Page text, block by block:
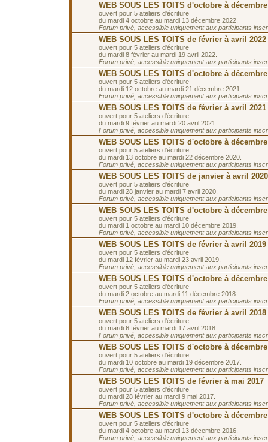
WEB SOUS LES TOITS d'octobre à décembre
ouvert pour 5 ateliers d'écriture
du mardi 4 octobre au mardi 13 décembre 2022.
Forum privé, accessible uniquement aux participants
WEB SOUS LES TOITS de février à avril 2022
ouvert pour 5 ateliers d'écriture
du mardi 8 février au mardi 19 avril 2022.
Forum privé, accessible uniquement aux participants
WEB SOUS LES TOITS d'octobre à décembre
ouvert pour 5 ateliers d'écriture
du mardi 12 octobre au mardi 21 décembre 2021.
Forum privé, accessible uniquement aux participants
WEB SOUS LES TOITS de février à avril 2021
ouvert pour 5 ateliers d'écriture
du mardi 9 février au mardi 20 avril 2021.
Forum privé, accessible uniquement aux participants
WEB SOUS LES TOITS d'octobre à décembre
ouvert pour 5 ateliers d'écriture
du mardi 13 octobre au mardi 22 décembre 2020.
Forum privé, accessible uniquement aux participants
WEB SOUS LES TOITS de janvier à avril 2020
ouvert pour 5 ateliers d'écriture
du mardi 28 janvier au mardi 7 avril 2020.
Forum privé, accessible uniquement aux participants
WEB SOUS LES TOITS d'octobre à décembre
ouvert pour 5 ateliers d'écriture
du mardi 1 octobre au mardi 10 décembre 2019.
Forum privé, accessible uniquement aux participants
WEB SOUS LES TOITS de février à avril 2019
ouvert pour 5 ateliers d'écriture
du mardi 12 février au mardi 23 avril 2019.
Forum privé, accessible uniquement aux participants
WEB SOUS LES TOITS d'octobre à décembre
ouvert pour 5 ateliers d'écriture
du mardi 2 octobre au mardi 11 décembre 2018.
Forum privé, accessible uniquement aux participants
WEB SOUS LES TOITS de février à avril 2018
ouvert pour 5 ateliers d'écriture
du mardi 6 février au mardi 17 avril 2018.
Forum privé, accessible uniquement aux participants
WEB SOUS LES TOITS d'octobre à décembre
ouvert pour 5 ateliers d'écriture
du mardi 10 octobre au mardi 19 décembre 2017.
Forum privé, accessible uniquement aux participants
WEB SOUS LES TOITS de février à mai 2017
ouvert pour 5 ateliers d'écriture
du mardi 28 février au mardi 9 mai 2017.
Forum privé, accessible uniquement aux participants
WEB SOUS LES TOITS d'octobre à décembre
ouvert pour 5 ateliers d'écriture
du mardi 4 octobre au mardi 13 décembre 2016.
Forum privé, accessible uniquement aux participants